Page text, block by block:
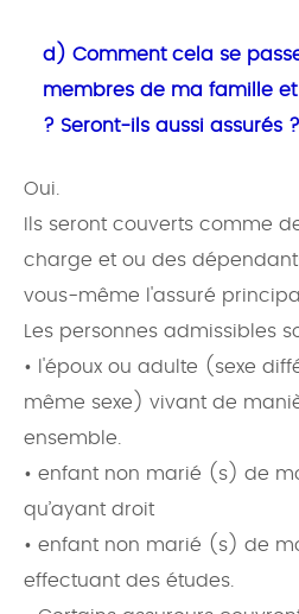
d) Comment cela se
membres de ma famille
? Seront-ils aussi assurés ?
Oui.
Ils seront couverts comme
charge et ou des
vous-même l'assuré
Les personnes admissibles
• l'époux ou adulte (sexe
même sexe) vivant de
ensemble.
• enfant non marié (s) de
qu’ayant droit
• enfant non marié (s) de
effectuant des études.